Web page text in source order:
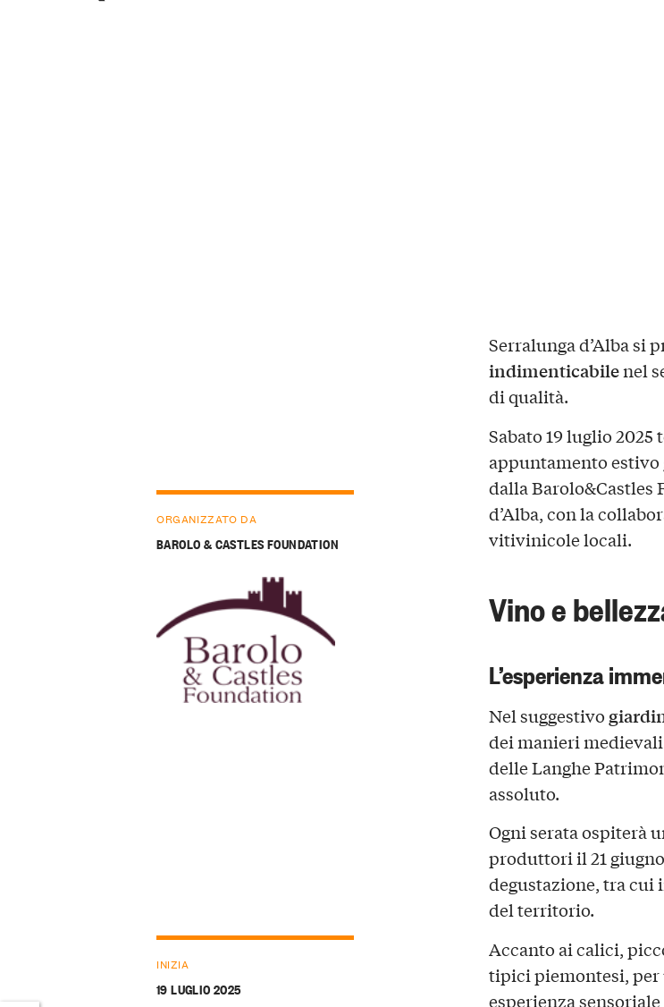
Serralunga d’Alba si
indimenticabilenel
di qualità.
Sabato 19 luglio
appuntamento
dalla Barolo&Castles
d’Alba, con la
vitivinicole locali.
Vino e
L’esperienza
Nel suggestivo
dei manieri
delle Langhe
assoluto.
Ogni serata ospiterà
produttori il 21
degustazione, tra cui
del territorio.
Accanto ai calici,
tipici piemontesi, per
esperienza sensoriale
ORGANIZZATO DA
BAROLO & CASTLES FOUNDATION
INIZIA
19 LUGLIO 2025